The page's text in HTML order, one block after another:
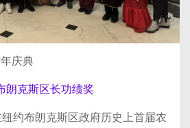
庆典
约布朗克斯区政府历史上首届农